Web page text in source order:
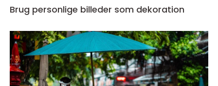
Brug personlige billeder som dekoration